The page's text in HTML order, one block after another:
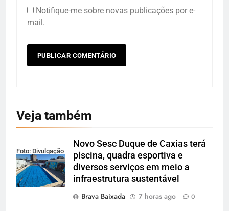
Notifique-me sobre novas publicações por e-
mail.
Veja também
Foto: Divulgação
Novo Sesc Duque de Caxias terá
piscina, quadra esportiva e
diversos serviços em meio a
infraestrutura sustentável
Brava Baixada
7 horas ago 0